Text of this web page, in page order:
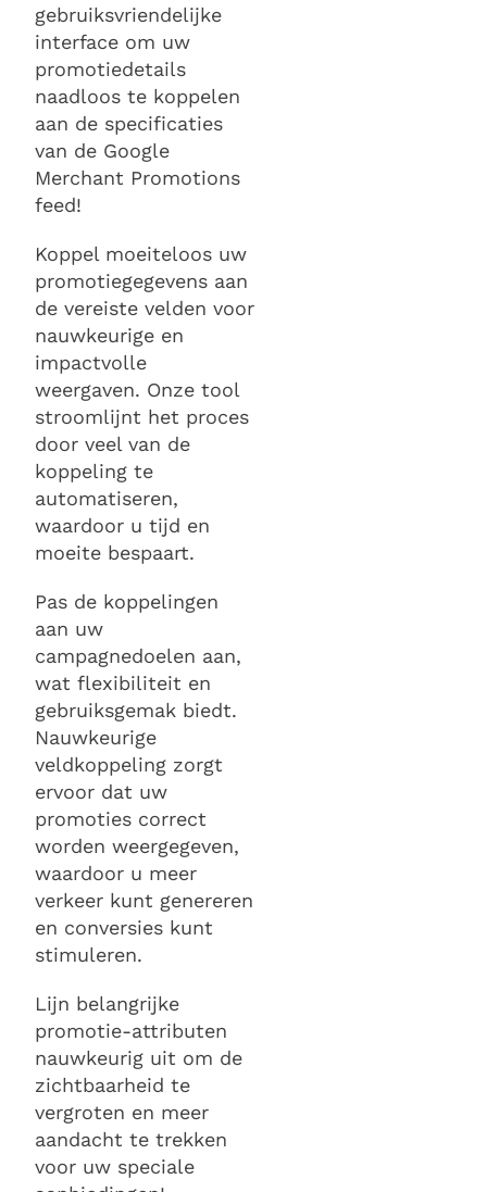
gebruiksvriendelijke
interface om uw
promotiedetails
naadloos te koppelen
aan de specificaties
van de Google
Merchant Promotions
feed!
Koppel moeiteloos uw
promotiegegevens aan
de vereiste velden voor
nauwkeurige en
impactvolle
weergaven. Onze tool
stroomlijnt het proces
door veel van de
koppeling te
automatiseren,
waardoor u tijd en
moeite bespaart.
Pas de koppelingen
aan uw
campagnedoelen aan,
wat flexibiliteit en
gebruiksgemak biedt.
Nauwkeurige
veldkoppeling zorgt
ervoor dat uw
promoties correct
worden weergegeven,
waardoor u meer
verkeer kunt genereren
en conversies kunt
stimuleren.
Lijn belangrijke
promotie-attributen
nauwkeurig uit om de
zichtbaarheid te
vergroten en meer
aandacht te trekken
voor uw speciale